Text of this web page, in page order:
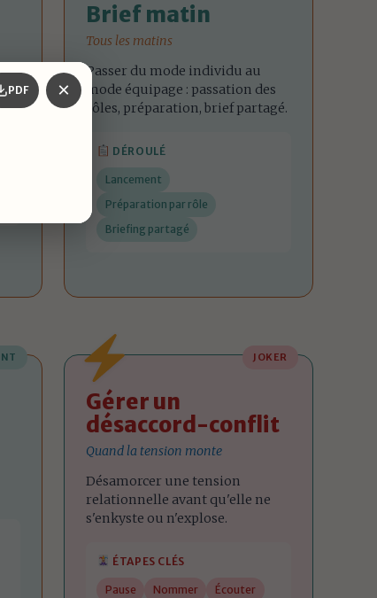
Brief matin
Tous les matins
Passer du mode individu au
mode équipage : passation des
rôles, préparation, brief partagé.
DÉROULÉ
Lancement
Préparation par rôle
Briefing partagé
JOKER
Gérer un
désaccord-conflit
Quand la tension monte
Désamorcer une tension
relationnelle avant qu'elle ne
s'enkyste ou n'explose.
ÉTAPES CLÉS
Pause Nommer
Écouter
PDF ×